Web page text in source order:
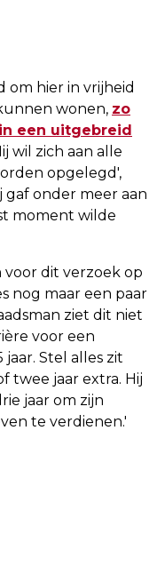
om hier in vrijheid
wonen, zo
een uitgebreid
wil zich aan alle
opgelegd',
gaf onder meer aan
moment wilde
voor dit verzoek op
nog maar een paar
ziet dit niet
voor een
Stel alles zit
twee jaar extra. Hij
jaar om zijn
te verdienen.'